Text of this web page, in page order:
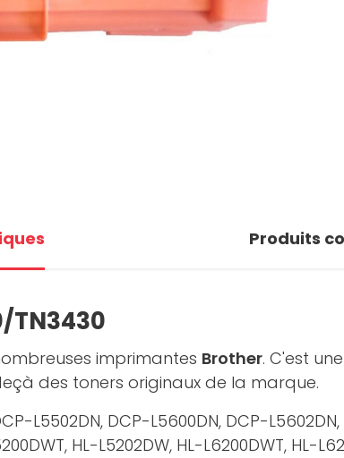
Produits
TN3430
imprimantes Brother. C'est
des toners originaux de la marque.
L5502DN, DCP-L5600DN, DCP-
HL-L5202DW, HL-L6200DWT, HL-